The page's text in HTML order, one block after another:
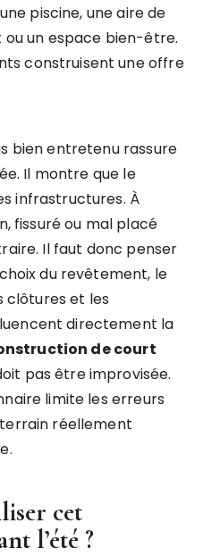
piscine, une aire de
un espace bien-être.
construisent une offre
bien entretenu rassure
Il montre que le
infrastructures. À
fissuré ou mal placé
Il faut donc penser
du revêtement, le
clôtures et les
directement la
de court
pas être improvisée.
limite les erreurs
réellement
cet
l’été ?